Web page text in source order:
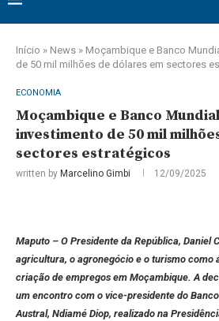
Início » News » Moçambique e Banco
de 50 mil milhões de dólares em sectores
ECONOMIA
Moçambique e Banco
investimento de 50 mil
sectores estratégicos
written by Marcelino Gimbi 12/09/2025
Maputo – O Presidente da República, Daniel
agricultura, o agronegócio e o turismo como
criação de empregos em Moçambique. A
um encontro com o vice-presidente do
Austral, Ndiamé Diop, realizado na